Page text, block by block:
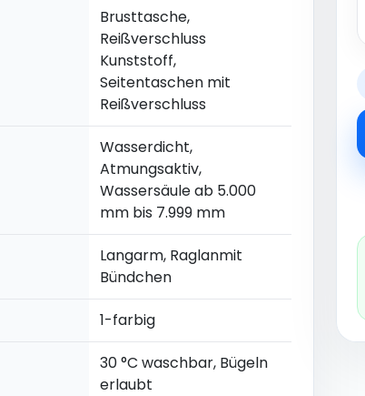
Brusttasche,
Reißverschluss
Kunststoff,
Seitentaschen mit
Reißverschluss
Wasserdicht,
Atmungsaktiv,
Wassersäule ab 5.000
mm bis 7.999 mm
Langarm, Raglanmit
Bündchen
1-farbig
30 °C waschbar, Bügeln
erlaubt